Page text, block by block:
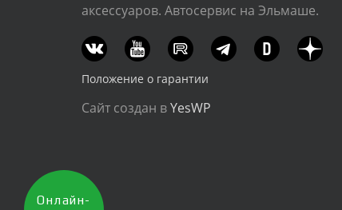
аксессуаров. Автосервис на Эльмаше.
Положение о гарантии
Сайт создан вYesWP
Онлайн-